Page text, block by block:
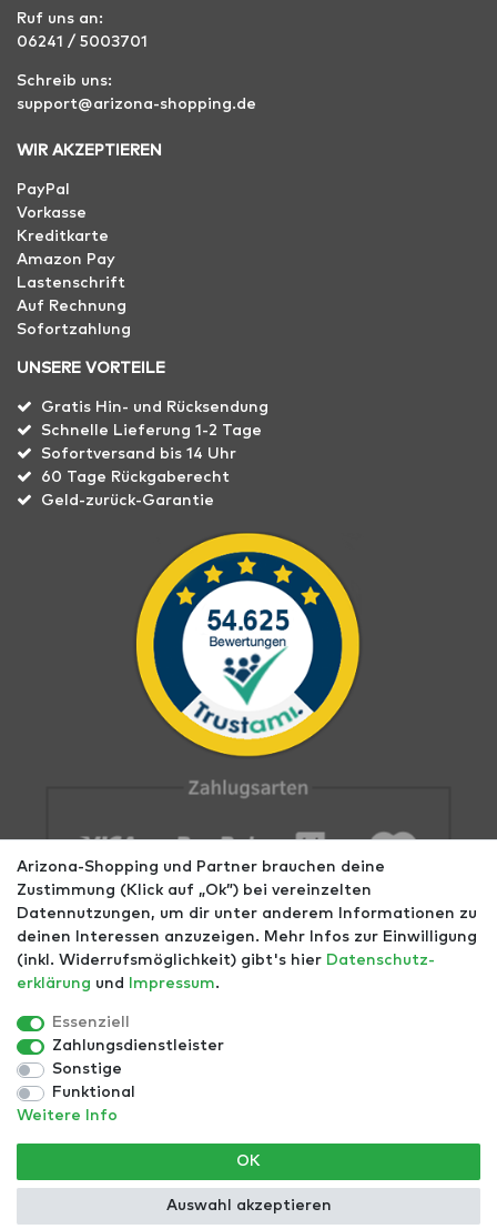
Ruf uns an:
06241 / 5003701
Schreib uns:
support@arizona-shopping.de
WIR AKZEPTIEREN
PayPal
Vorkasse
Kreditkarte
Amazon Pay
Lastenschrift
Auf Rechnung
Sofortzahlung
UNSERE VORTEILE
Gratis Hin- und Rücksendung
Schnelle Lieferung 1-2 Tage
Sofortversand bis 14 Uhr
60 Tage Rückgaberecht
Geld-zurück-Garantie
Impressum AGB Datenschutz
*Alle Preise inkl. ges. MwSt. zzgl.Versandkosten- ©
Copyright 2021 | Alle Rechte vorbehalten.
Arizona-Shopping und Partner brauchen deine
Zustimmung (Klick auf „Ok”) bei vereinzelten
Datennutzungen, um dir unter anderem Informationen zu
deinen Interessen anzuzeigen. Mehr Infos zur Einwilligung
(inkl. Widerrufsmöglichkeit) gibt's hier Daten­schutz­
erklärung und Impressum.
Essenziell
Zahlungsdienstleister
Sonstige
Funktional
Weitere Info
OK
Auswahl akzeptieren